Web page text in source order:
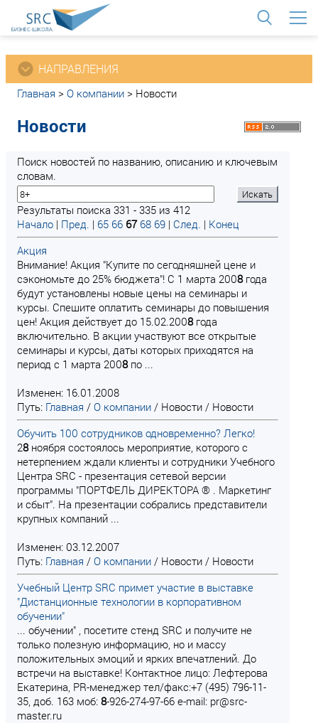
НАПРАВЛЕНИЯ
Главная > О компании > Новости
Новости
Поиск новостей по названию, описанию и ключевым
словам.
Результаты поиска 331 - 335 из 412
Начало | Пред. | 65 66 67 68 69 | След. | Конец
Акция
Внимание! Акция "Купите по сегодняшней цене и
сэкономьте до 25% бюджета"! C 1 марта 2008года
будут установлены новые цены на семинары и
курсы. Спешите оплатить семинары до повышения
цен! Акция действует до 15.02.2008года
включительно. В акции участвуют все открытые
семинары и курсы, даты которых приходятся на
период с 1 марта 2008по ...
Изменен: 16.01.2008
Путь: Главная / О компании / Новости / Новости
Обучить 100 сотрудников одновременно? Легко!
28ноября состоялось мероприятие, которого с
нетерпением ждали клиенты и сотрудники Учебного
Центра SRC - презентация сетевой версии
программы "ПОРТФЕЛЬ ДИРЕКТОРА ® . Маркетинг
и сбыт". На презентации собрались представители
крупных компаний ...
Изменен: 03.12.2007
Путь: Главная / О компании / Новости / Новости
Учебный Центр SRC примет участие в выставке
"Дистанционные технологии в корпоративном
обучении"
... обучении" , посетите стенд SRC и получите не
только полезную информацию, но и массу
положительных эмоций и ярких впечатлений. До
встречи на выставке! Контактное лицо: Лефтерова
Екатерина, PR-менеджер тел/факс:+7 (495) 796-11-
35, доб. 163 моб: 8-926-274-97-66 e-mail: pr@src-
master.ru